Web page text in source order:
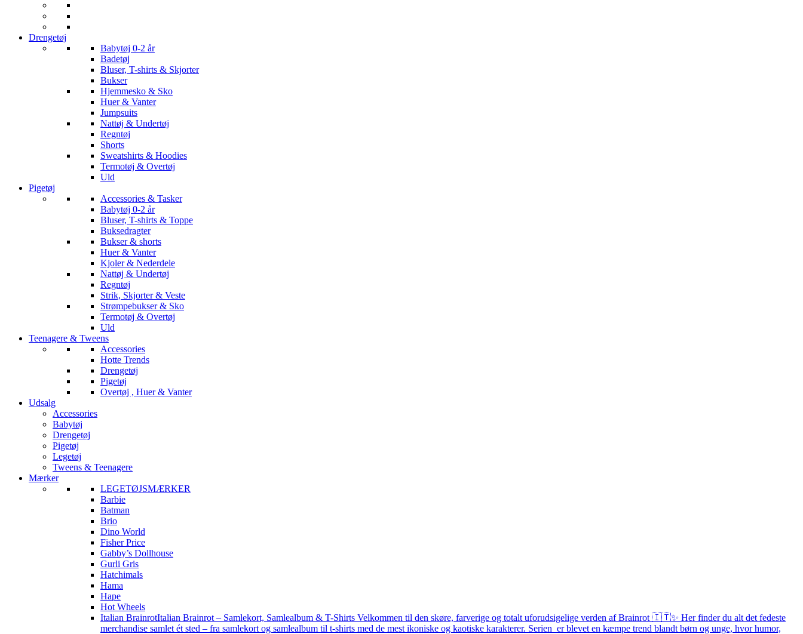
Drengetøj
Babytøj 0-2 år
Badetøj
Bluser, T-shirts & Skjorter
Bukser
Hjemmesko & Sko
Huer & Vanter
Jumpsuits
Nattøj & Undertøj
Regntøj
Shorts
Sweatshirts & Hoodies
Termotøj & Overtøj
Uld
Pigetøj
Accessories & Tasker
Babytøj 0-2 år
Bluser, T-shirts & Toppe
Buksedragter
Bukser & shorts
Huer & Vanter
Kjoler & Nederdele
Nattøj & Undertøj
Regntøj
Strik, Skjorter & Veste
Strømpebukser & Sko
Termotøj & Overtøj
Uld
Teenagere & Tweens
Accessories
Hotte Trends
Drengetøj
Pigetøj
Overtøj , Huer & Vanter
Udsalg
Accessories
Babytøj
Drengetøj
Pigetøj
Legetøj
Tweens & Teenagere
Mærker
LEGETØJSMÆRKER
Barbie
Batman
Brio
Dino World
Fisher Price
Gabby’s Dollhouse
Gurli Gris
Hatchimals
Hama
Hape
Hot Wheels
Italian BrainrotItalian Brainrot – Samlekort, Samlealbum & T-Shirts Velkommen til den skøre, farverige og totalt uforudsigelige verden af Brainrot 🇮🇹✨ Her finder du alt det fedeste
merchandise samlet ét sted – fra samlekort og samlealbum til t-shirts med de mest ikoniske og kaotiske karakterer. Serien er blevet en kæmpe trend blandt børn og unge, hvor humor,